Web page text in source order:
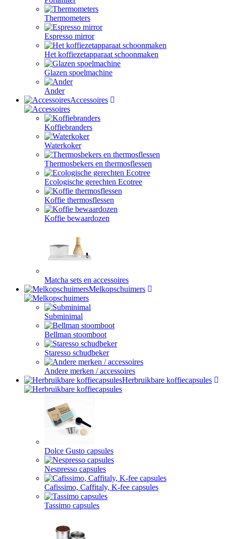
Thermometers
Espresso mirror
Het koffiezetapparaat schoonmaken
Glazen spoelmachine
Ander
Accessoires
Koffiebranders
Waterkoker
Thermosbekers en thermosflessen
Ecologische gerechten Ecotree
Koffie thermosflessen
Koffie bewaardozen
Matcha sets en accessoires
Melkopschuimers
Subminimal
Bellman stoomboot
Staresso schudbeker
Andere merken / accessoires
Herbruikbare koffiecapsules
Dolce Gusto capsules
Nespresso capsules
Cafissimo, Caffitaly, K-fee capsules
Tassimo capsules